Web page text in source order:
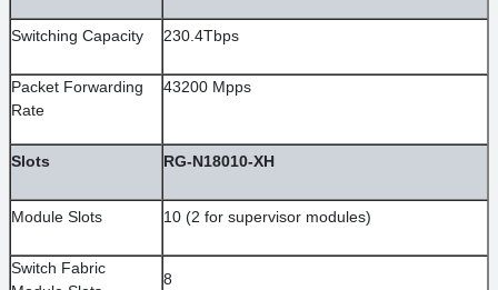
Switching Capacity 230.4Tbps
Packet Forwarding
Rate
43200 Mpps
Slots RG-N18010-XH
Module Slots 10 (2 for supervisor modules)
Switch Fabric
8